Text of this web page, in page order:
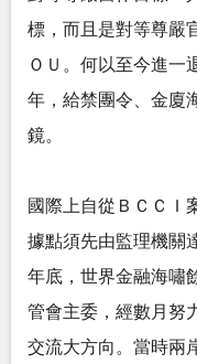
標，而且是對等尊嚴
ＯＵ。何以至今進一
年，給禁團令、金廈
鏡。
國際上自從ＢＣＣＩ
據點須先由監理機關
年底，世界金融海嘯
管會主委，經數月努
交流大方向。當時兩